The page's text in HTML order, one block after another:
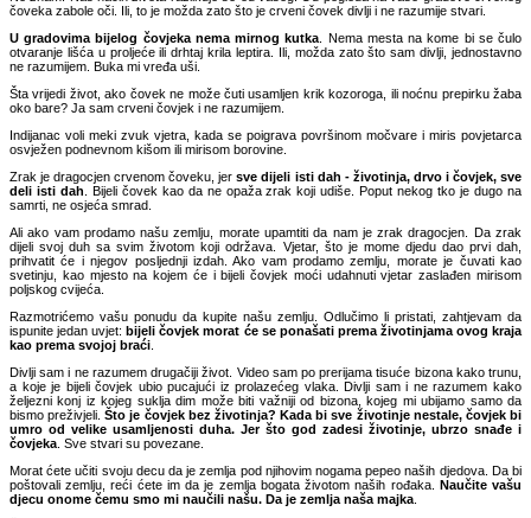
čoveka zabole oči. Ili, to je možda zato što je crveni čovek divlji i ne razumije stvari.
U gradovima bijelog čovjeka nema mirnog kutka . Nema mesta na kome bi se čulo
otvaranje lišća u proljeće ili drhtaj krila leptira. Ili, možda zato što sam divlji, jednostavno
ne razumijem. Buka mi vređa uši.
Šta vrijedi život, ako čovek ne može čuti usamljen krik kozoroga, ili noćnu prepirku žaba
oko bare? Ja sam crveni čovjek i ne razumijem.
Indijanac voli meki zvuk vjetra, kada se poigrava površinom močvare i miris povjetarca
osvježen podnevnom kišom ili mirisom borovine.
Zrak je dragocjen crvenom čoveku, jersve dijeli isti dah - životinja, drvo i čovjek, sve
deli isti dah . Bijeli čovek kao da ne opaža zrak koji udiše. Poput nekog tko je dugo na
samrti, ne osjeća smrad.
Ali ako vam prodamo našu zemlju, morate upamtiti da nam je zrak dragocjen. Da zrak
dijeli svoj duh sa svim životom koji održava. Vjetar, što je mome djedu dao prvi dah,
prihvatit će i njegov posljednji izdah. Ako vam prodamo zemlju, morate je čuvati kao
svetinju, kao mjesto na kojem će i bijeli čovjek moći udahnuti vjetar zaslađen mirisom
poljskog cvijeća.
Razmotrićemo vašu ponudu da kupite našu zemlju. Odlučimo li pristati, zahtjevam da
ispunite jedan uvjet: bijeli čovjek morat će se ponašati prema životinjama ovog kraja
kao prema svojoj braći
Divlji sam i ne razumem drugačiji život. Video sam po prerijama tisuće bizona kako trunu,
a koje je bijeli čovjek ubio pucajući iz prolazećeg vlaka. Divlji sam i ne razumem kako
željezni konj iz kojeg suklja dim može biti važniji od bizona, kojeg mi ubijamo samo da
bismo preživjeli.Što je čovjek bez životinja? Kada bi sve životinje nestale, čovjek bi
umro od velike usamljenosti duha. Jer što god zadesi životinje, ubrzo snađe i
čovjeka . Sve stvari su povezane.
Morat ćete učiti svoju decu da je zemlja pod njihovim nogama pepeo naših djedova. Da bi
poštovali zemlju, reći ćete im da je zemlja bogata životom naših rođaka.
Naučite vašu
djecu onome čemu smo mi naučili našu. Da je zemlja naša majka